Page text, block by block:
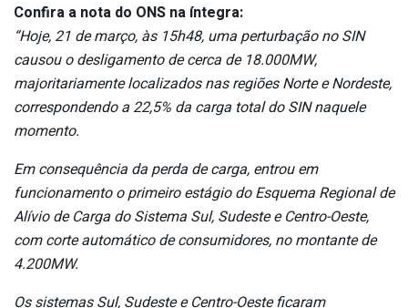
Confira a nota do ONS na íntegra:
“Hoje, 21 de março, às 15h48, uma perturbação no SIN
causou o desligamento de cerca de 18.000MW,
majoritariamente localizados nas regiões Norte e Nordeste,
correspondendo a 22,5% da carga total do SIN naquele
momento.
Em consequência da perda de carga, entrou em
funcionamento o primeiro estágio do Esquema Regional de
Alívio de Carga do Sistema Sul, Sudeste e Centro-Oeste,
com corte automático de consumidores, no montante de
4.200MW.
Os sistemas Sul, Sudeste e Centro-Oeste ficaram